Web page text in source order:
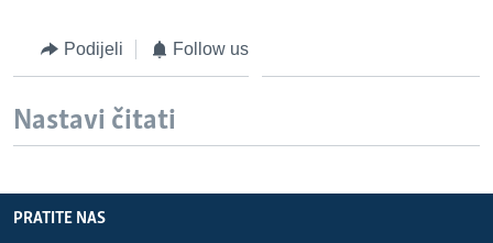
Podijeli Follow us
Nastavi čitati
PRATITE NAS